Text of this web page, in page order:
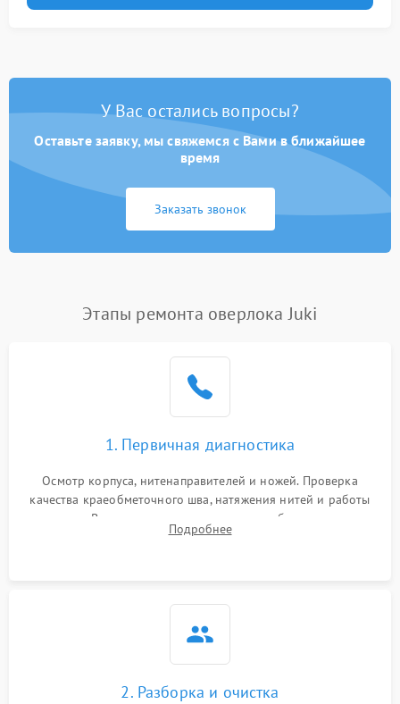
У Вас остались вопросы?
Оставьте заявку, мы свяжемся с Вами в ближайшее
время
Заказать звонок
Этапы ремонта оверлока Juki
1. Первичная диагностика
Осмотр корпуса, нитенаправителей и ножей. Проверка
качества краеобметочного шва, натяжения нитей и работы
педали. Выявление пропусков стежков, обрывов нити,
заклинивания или тупого среза ткани на тестовом образце.
Подробнее
2. Разборка и очистка